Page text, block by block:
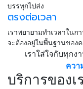
บรรทุกไปส่ง
ตรงต่อเวลา
เราพยายามทำเวลาใน
จะต้องอยู่ในพื้นฐานของ
เราใส่ใจกับทุก
คว
บริการของเ